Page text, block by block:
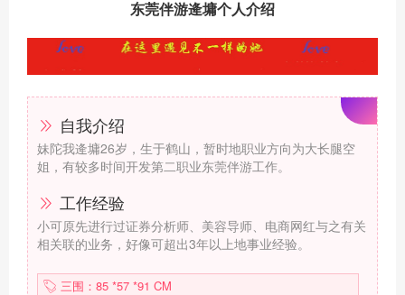
东莞伴游逄墉个人介绍
自我介绍
妹陀我逄墉26岁，生于鹤山，暂时地职业方向为大长腿空
姐，有较多时间开发第二职业东莞伴游工作。
工作经验
小可原先进行过证券分析师、美容导师、电商网红与之有关
相关联的业务，好像可超出3年以上地事业经验。
三围：85 *57 *91 CM